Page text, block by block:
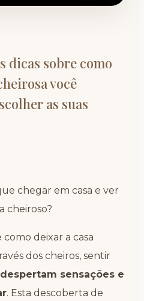
dicas sobre como
você
as suas
chegar em casa e ver
cheiroso?
deixar a casa
dos cheiros, sentir
despertam sensações e
. Esta descoberta de